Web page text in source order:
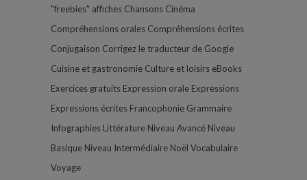
"freebies" affiches Chansons Cinéma
Compréhensions orales Compréhensions écrites
Conjugaison Corrigez le traducteur de Google
Cuisine et gastronomie Culture et loisirs eBooks
Exercices gratuits Expression orale Expressions
Expressions écrites Francophonie Grammaire
Infographies Littérature Niveau Avancé Niveau
Basique Niveau Intermédiaire Noël Vocabulaire
Voyage